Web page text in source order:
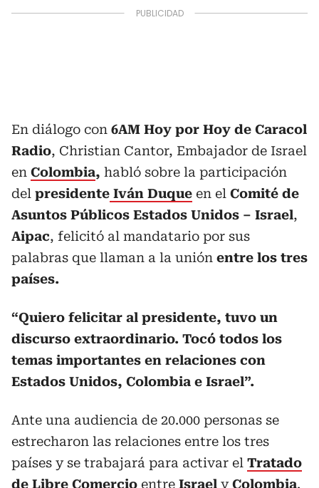
En diálogo con 6AM Hoy por Hoy de Caracol
Radio, Christian Cantor, Embajador de Israel
en Colombia, habló sobre la participación
del presidente Iván Duque en el Comité de
Asuntos Públicos Estados Unidos – Israel,
Aipac, felicitó al mandatario por sus
palabras que llaman a la unión entre los tres
países.
“Quiero felicitar al presidente, tuvo un
discurso extraordinario. Tocó todos los
temas importantes en relaciones con
Estados Unidos, Colombia e Israel”.
Ante una audiencia de 20.000 personas se
estrecharon las relaciones entre los tres
países y se trabajará para activar el Tratado
de Libre Comercio entre Israel yColombia.